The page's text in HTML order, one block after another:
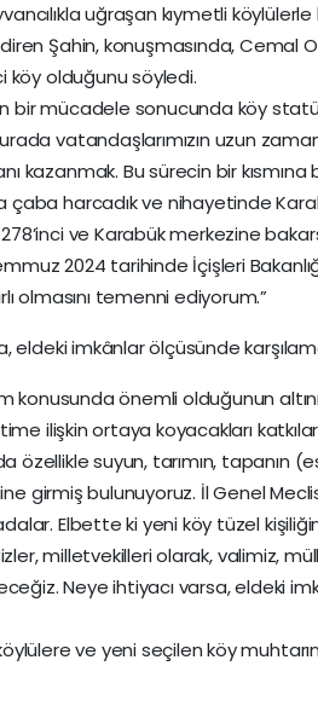
uğraşan kıymetli
Şahin, konuşmasında, Cemal
köy olduğunu söyledi.
bir mücadele sonucunda köy
vatandaşlarımızın uzun
kazanmak. Bu sürecin bir
çaba harcadık ve nihayetinde
ve Karabük merkezine
2024 tarihinde İçişleri
olmasını temenni ediyorum.”
eldeki imkânlar ölçüsünde
konusunda önemli olduğunun
ilişkin ortaya koyacakları
özellikle suyun, tarımın,
girmiş bulunuyoruz. İl Genel
Elbette ki yeni köy tüzel
milletvekilleri olarak, valimiz,
Neye ihtiyacı varsa, eldeki
ve yeni seçilen köy